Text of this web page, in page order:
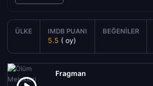
ÜLKE IMDB PUANI
5.5 ( oy)
BEĞENILER
Fragman